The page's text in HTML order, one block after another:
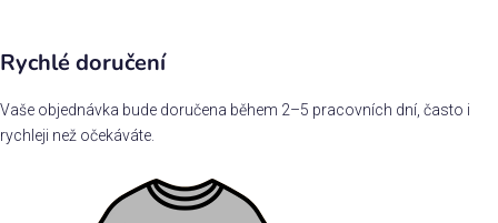
Rychlé doručení
Vaše objednávka bude doručena během 2–5 pracovních dní, často i
rychleji než očekáváte.